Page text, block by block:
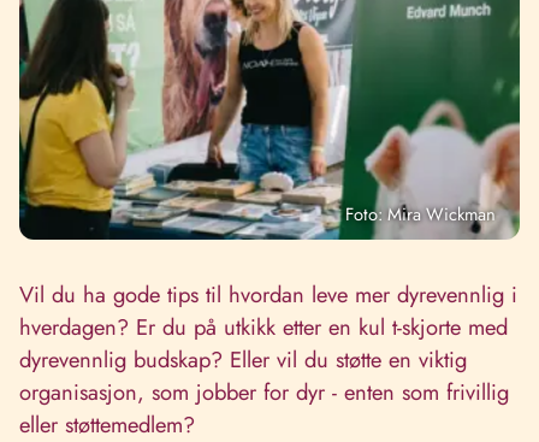
Foto: Mira Wickman
Vil du ha gode tips til hvordan leve mer dyrevennlig i
hverdagen? Er du på utkikk etter en kul t-skjorte med
dyrevennlig budskap? Eller vil du støtte en viktig
organisasjon, som jobber for dyr - enten som frivillig
eller støttemedlem?